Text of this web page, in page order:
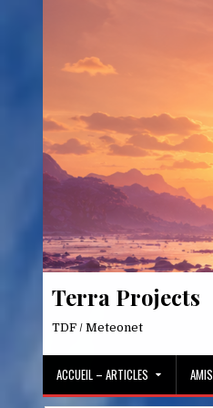
Terra Projects
TDF / Meteonet
ACCUEIL – ARTICLES AMIS